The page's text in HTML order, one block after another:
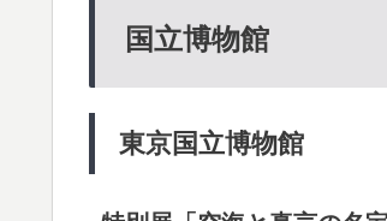
国立博物館
東京国立博物館